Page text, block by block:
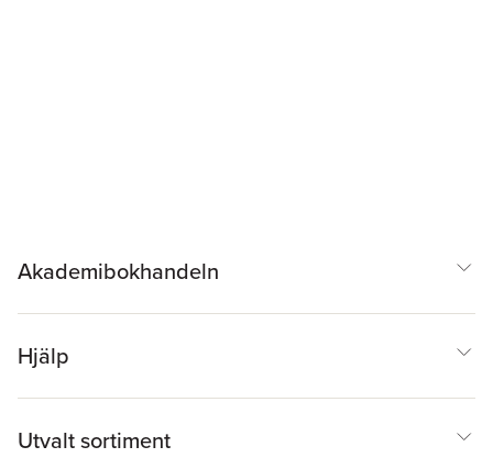
Akademibokhandeln
Hjälp
Utvalt sortiment